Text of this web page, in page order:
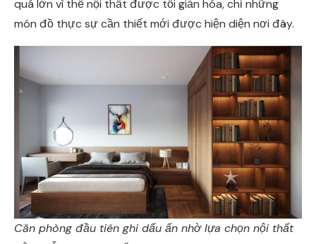
quá lớn vì thế nội thất được tối giản hóa, chỉ những
món đồ thực sự cần thiết mới được hiện diện nơi đây.
Căn phòng đầu tiên ghi dấu ấn nhờ lựa chọn nội thất